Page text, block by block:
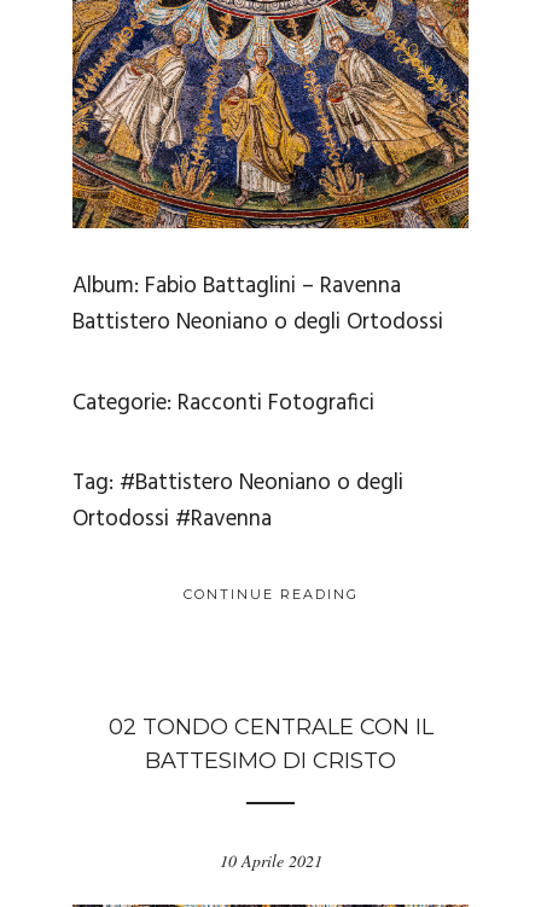
Album: Fabio Battaglini – Ravenna
Battistero Neoniano o degli Ortodossi
Categorie: Racconti Fotografici
Tag: #Battistero Neoniano o degli
Ortodossi #Ravenna
CONTINUE READING
02 TONDO CENTRALE CON IL
BATTESIMO DI CRISTO
10 Aprile 2021